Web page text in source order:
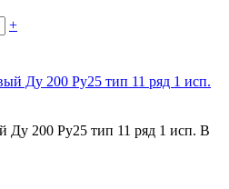
+
Ду 200 Ру25 тип 11 ряд 1 исп. B